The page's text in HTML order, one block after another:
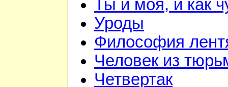
Ты и моя, и как
Уроды
Философия
Человек из
Четвертак